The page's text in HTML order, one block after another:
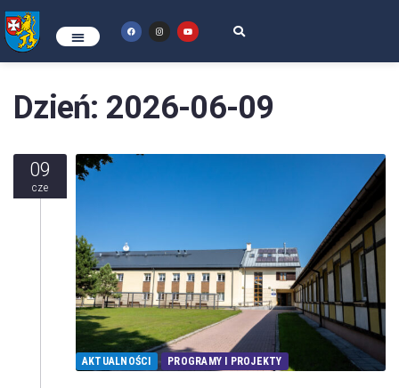
Dzień: 2026-06-09
09
cze
AKTUALNOŚCI PROGRAMY I PROJEKTY